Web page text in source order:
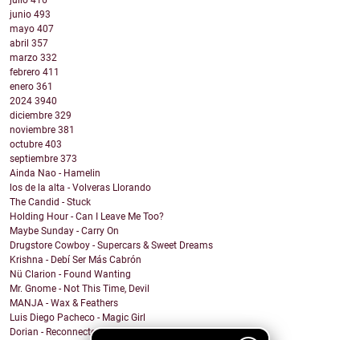
junio 493
mayo 407
abril 357
marzo 332
febrero 411
enero 361
2024 3940
diciembre 329
noviembre 381
octubre 403
septiembre 373
Ainda Nao - Hamelin
los de la alta - Volveras Llorando
The Candid - Stuck
Holding Hour - Can I Leave Me Too?
Maybe Sunday - Carry On
Drugstore Cowboy - Supercars & Sweet Dreams
Krishna - Debí Ser Más Cabrón
Nü Clarion - Found Wanting
Mr. Gnome - Not This Time, Devil
MANJA - Wax & Feathers
Luis Diego Pacheco - Magic Girl
Dorian - Reconnected